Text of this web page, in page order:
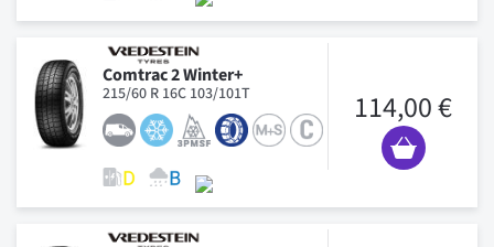
Comtrac 2 Winter+
215/60 R 16C 103/101T 114,00 €